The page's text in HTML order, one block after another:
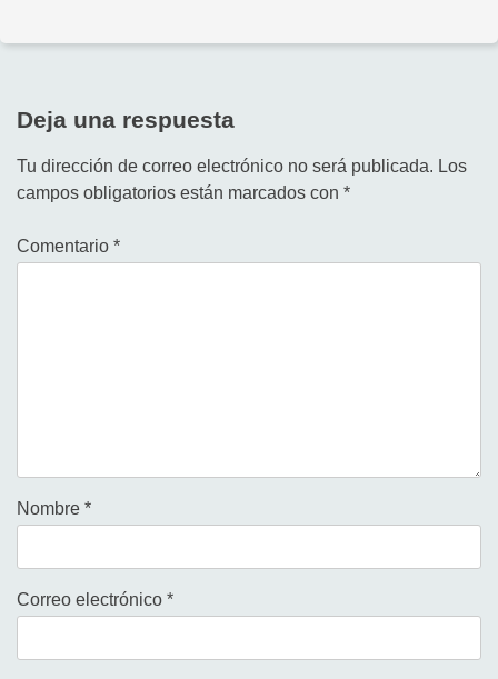
Deja una respuesta
Tu dirección de correo electrónico no será publicada. Los
campos obligatorios están marcados con *
Comentario *
Nombre *
Correo electrónico *